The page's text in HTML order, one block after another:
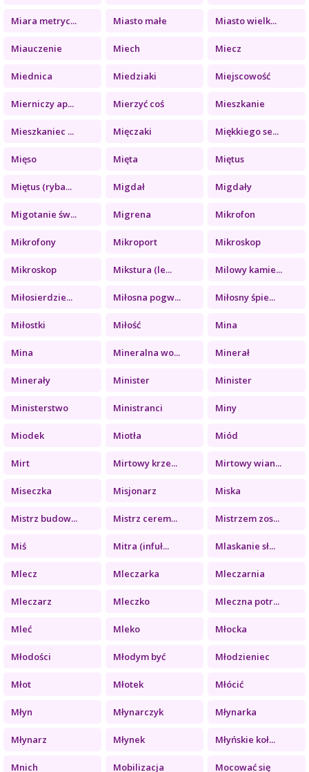
Miara metryc... Miasto małe Miasto wielk...
Miauczenie Miech Miecz
Miednica Miedziaki Miejscowość
Mierniczy ap... Mierzyć coś Mieszkanie
Mieszkaniec ... Mięczaki Miękkiego se...
Mięso Mięta Miętus
Miętus (ryba... Migdał Migdały
Migotanie św... Migrena Mikrofon
Mikrofony Mikroport Mikroskop
Mikroskop Mikstura (le... Milowy kamie...
Miłosierdzie... Miłosna pogw... Miłosny śpie...
Miłostki Miłość Mina
Mina Mineralna wo... Minerał
Minerały Minister Minister
Ministerstwo Ministranci Miny
Miodek Miotła Miód
Mirt Mirtowy krze... Mirtowy wian...
Miseczka Misjonarz Miska
Mistrz budow... Mistrz cerem... Mistrzem zos...
Miś Mitra (infuł... Mlaskanie sł...
Mlecz Mleczarka Mleczarnia
Mleczarz Mleczko Mleczna potr...
Mleć Mleko Młocka
Młodości Młodym być Młodzieniec
Młot Młotek Młócić
Młyn Młynarczyk Młynarka
Młynarz Młynek Młyńskie koł...
Mnich Mobilizacja Mocować się